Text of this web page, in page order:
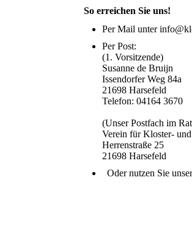
So erreichen Sie uns!
Per Mail unter
Per Post:
(1. Vorsitzende)
Susanne de Bruijn
Issendorfer Weg 84a
21698 Harsefeld
Telefon: 04164 3670
(Unser Postfach im
Verein für Kloster-
Herrenstraße 25
21698 Harsefeld
Oder nutzen Sie